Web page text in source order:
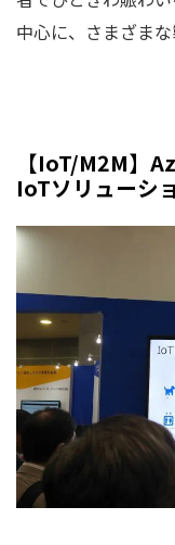
中心に、さまざま
【IoT/M2M】
IoTソリューシ